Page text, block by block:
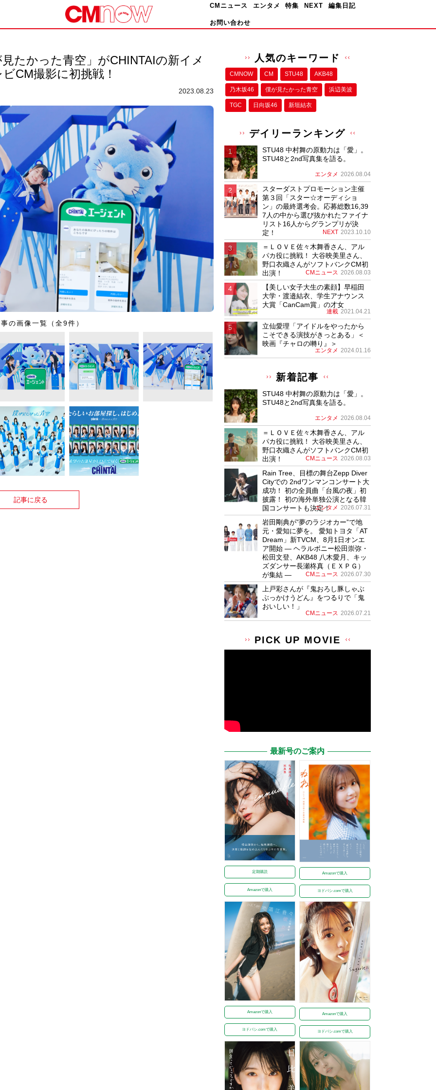
CMニュース エンタメ 特集 NEXT 編集日記
お問い合わせ
たかった青空」がCHINTAIの新イメ
CM撮影に初挑戦！
2023.08.23
の画像一覧（全9件）
記事に戻る
人気のキーワード
CMNOW CM STU48 AKB48
乃木坂46 僕が⾒たかった⻘空 浜辺美波
TGC 日向坂46 新垣結衣
デイリーランキング
STU48 中村舞の原動力は「愛」。
STU48と2nd写真集を語る。
エンタメ 2026.08.04
スターダストプロモーション主催
第３回「スター☆オーディショ
ン」の最終選考会。応募総数16,39
7人の中から選び抜かれたファイナ
リスト16人からグランプリが決
定！
NEXT 2023.10.10
＝ＬＯＶＥ佐々木舞香さん、アル
パカ役に挑戦！ 大谷映美里さん、
野口衣織さんがソフトバンクCM初
出演！
CMニュース 2026.08.03
【美しい女子大生の素顔】早稲田
大学・渡邉結衣、学生アナウンス
大賞「CanCam賞」の才女
連載 2021.04.21
立仙愛理「アイドルをやったから
こそできる演技がきっとある」＜
映画『チャロの囀り』＞
エンタメ 2024.01.16
新着記事
STU48 中村舞の原動力は「愛」。
STU48と2nd写真集を語る。
エンタメ 2026.08.04
＝ＬＯＶＥ佐々木舞香さん、アル
パカ役に挑戦！ 大谷映美里さん、
野口衣織さんがソフトバンクCM初
出演！
CMニュース 2026.08.03
Rain Tree、目標の舞台Zepp Diver
Cityでの 2ndワンマンコンサート大
成功！ 初の全員曲「台風の夜」初
披露！ 初の海外単独公演となる韓
国コンサートも決定！
エンタメ 2026.07.31
岩田剛典が”夢のラジオカー”で地
元・愛知に夢を。 愛知トヨタ「AT
Dream」新TVCM、8月1日オンエ
ア開始 ― ヘラルボニー松田崇弥・
松田文登、AKB48 八木愛月、キッ
ズダンサー長瀬柊真（ＥＸＰＧ）
が集結 ―
CMニュース 2026.07.30
上戸彩さんが『鬼おろし豚しゃぶ
ぶっかけうどん』をつるりで「鬼
おいしい！」
CMニュース 2026.07.21
PICK UP MOVIE
最新号のご案内
定期購読
Amazonで購入
Amazonで購入
ヨドバシ.comで購入
Amazonで購入
ヨドバシ.comで購入
Amazonで購入
ヨドバシ.comで購入